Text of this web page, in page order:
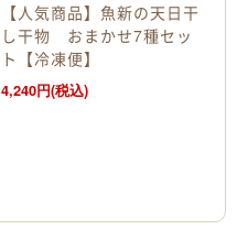
【人気商品】魚新の天日干
し干物 おまかせ7種セッ
ト【冷凍便】
4,240円(税込)